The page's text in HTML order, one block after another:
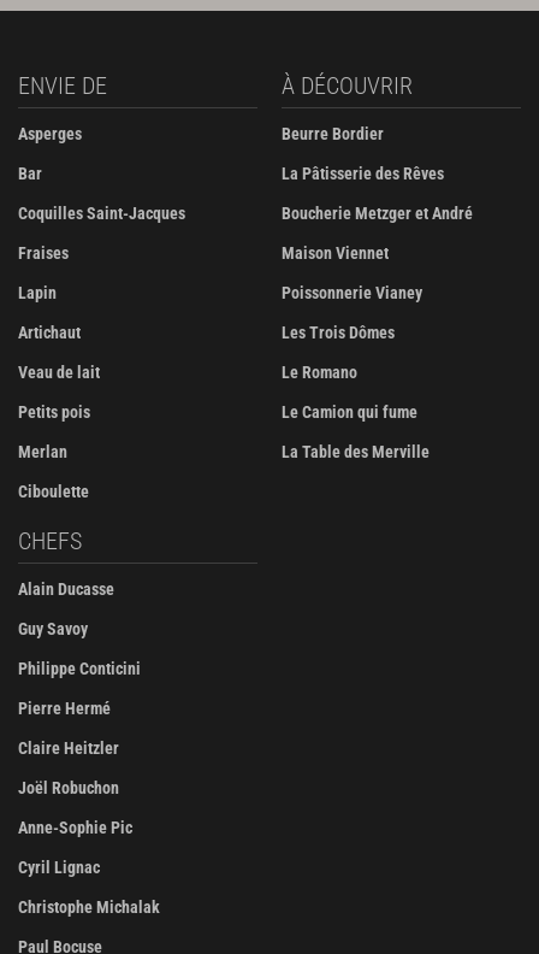
ENVIE DE
Asperges
Bar
Coquilles Saint-Jacques
Fraises
Lapin
Artichaut
Veau de lait
Petits pois
Merlan
Ciboulette
À DÉCOUVRIR
Beurre Bordier
La Pâtisserie des Rêves
Boucherie Metzger et André
Maison Viennet
Poissonnerie Vianey
Les Trois Dômes
Le Romano
Le Camion qui fume
La Table des Merville
CHEFS
Alain Ducasse
Guy Savoy
Philippe Conticini
Pierre Hermé
Claire Heitzler
Joël Robuchon
Anne-Sophie Pic
Cyril Lignac
Christophe Michalak
Paul Bocuse